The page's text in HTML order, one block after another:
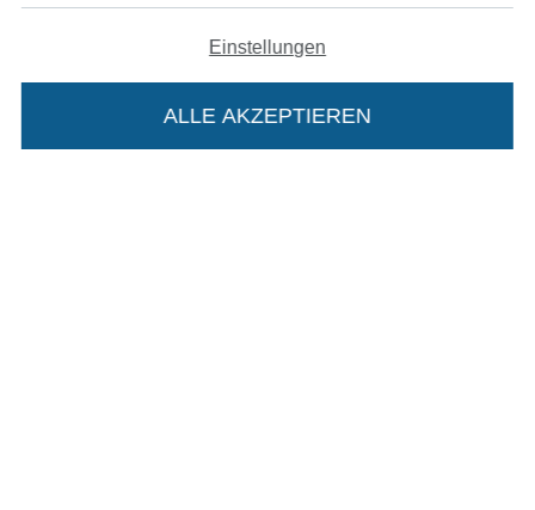
In deinen Warenkorb
AGB
Einstellungen
ALLE AKZEPTIEREN